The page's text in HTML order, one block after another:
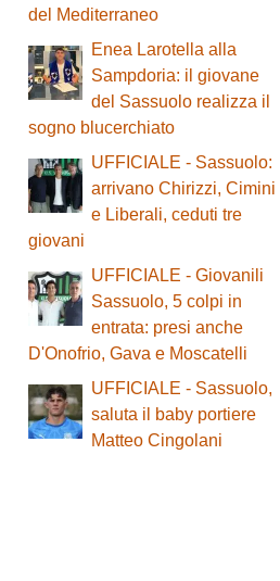
del Mediterraneo
Enea Larotella alla
Sampdoria: il giovane
del Sassuolo realizza il
sogno blucerchiato
UFFICIALE - Sassuolo:
arrivano Chirizzi, Cimini
e Liberali, ceduti tre
giovani
UFFICIALE - Giovanili
Sassuolo, 5 colpi in
entrata: presi anche
D'Onofrio, Gava e Moscatelli
UFFICIALE - Sassuolo,
saluta il baby portiere
Matteo Cingolani